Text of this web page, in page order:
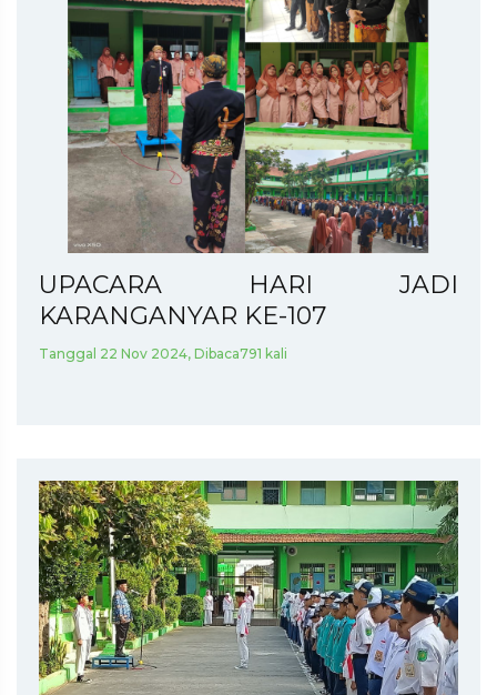
UPACARA HARI JADI
KARANGANYAR KE-107
Tanggal 22 Nov 2024, Dibaca791 kali